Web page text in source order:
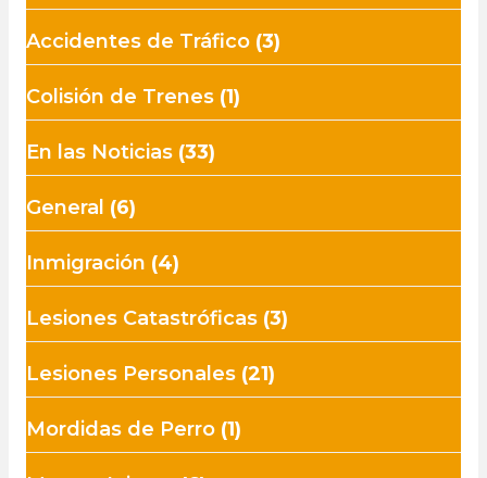
Accidentes de Tráfico (3)
Colisión de Trenes (1)
En las Noticias (33)
General (6)
Inmigración (4)
Lesiones Catastróficas (3)
Lesiones Personales (21)
Mordidas de Perro (1)